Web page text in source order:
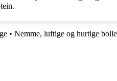
• Nemme, luftige og hurtige